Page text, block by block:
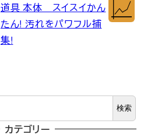
道具 本体 スイスイかん
たん! 汚れをパワフル捕
集!
検索
カテゴリー